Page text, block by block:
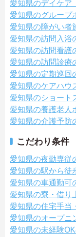
愛知県のデイケア
愛知県のグループ
愛知県の障がい者
愛知県の訪問入浴
愛知県の訪問看護
愛知県の訪問診療
愛知県の定期巡回
愛知県のケアハウ
愛知県のショート
愛知県の養護老人
愛知県の介護予防
こだわり条件
愛知県の夜勤専従
愛知県の駅から徒
愛知県の車通勤可
愛知県の寮・借り
愛知県の住宅手当
愛知県のオープニ
愛知県の未経験